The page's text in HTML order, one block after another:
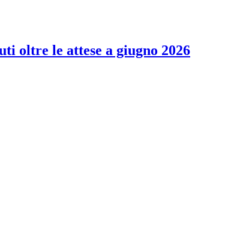
oltre le attese a giugno 2026